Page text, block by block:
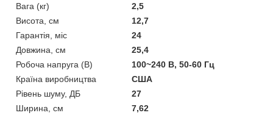
Вага (кг)
2,5
Висота, см
12,7
Гарантія, міс
24
Довжина, см
25,4
Робоча напруга (В)
100~240 В, 50-60 Гц
Країна виробництва
США
Рівень шуму, ДБ
27
Ширина, см
7,62